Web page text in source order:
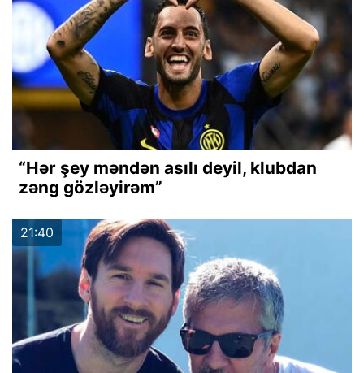
“Hər şey məndən asılı deyil, klubdan
zəng gözləyirəm”
21:40